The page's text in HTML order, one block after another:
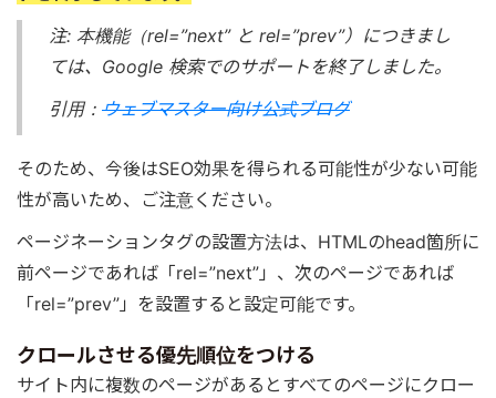
注: 本機能（rel=”next” と rel=”prev”）につきまし
ては、Google 検索でのサポートを終了しました。
引用： ウェブマスター向け公式ブログ
そのため、今後はSEO効果を得られる可能性が少ない可能
性が高いため、ご注意ください。
ページネーションタグの設置方法は、HTMLのhead箇所に
前ページであれば「rel=”next”」、次のページであれば
「rel=”prev”」を設置すると設定可能です。
クロールさせる優先順位をつける
サイト内に複数のページがあるとすべてのページにクロー